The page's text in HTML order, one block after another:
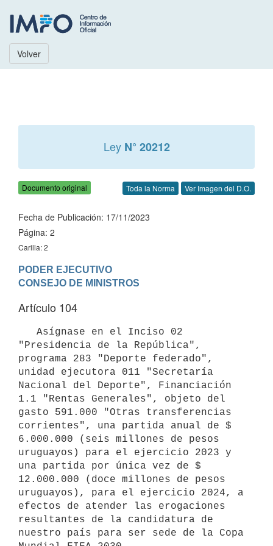
Volver
Ley N° 20212
Documento original Toda la Norma Ver Imagen del D.O.
Fecha de Publicación: 17/11/2023
Página: 2
Carilla: 2
PODER EJECUTIVO
Artículo 104
"Presidencia de la República",
programa 283 "Deporte federado",
unidad ejecutora 011 "Secretaría
Nacional del Deporte", Financiación
1.1 "Rentas Generales", objeto del
gasto 591.000 "Otras transferencias
corrientes", una partida anual de $
6.000.000 (seis millones de pesos
uruguayos) para el ejercicio 2023 y
una partida por única vez de $
12.000.000 (doce millones de pesos
uruguayos), para el ejercicio 2024, a
efectos de atender las erogaciones
resultantes de la candidatura de
nuestro país para ser sede de la Copa